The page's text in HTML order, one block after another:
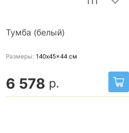
Тумба (белый)
Размеры: 140x45x44 см
6 578 р.